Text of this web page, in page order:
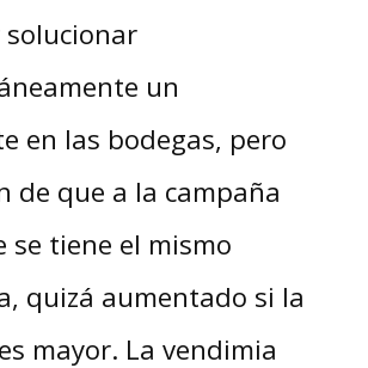
un
en las bodegas, pero
de que a la campaña
se tiene el mismo
quizá aumentado si la
mayor. La vendimia